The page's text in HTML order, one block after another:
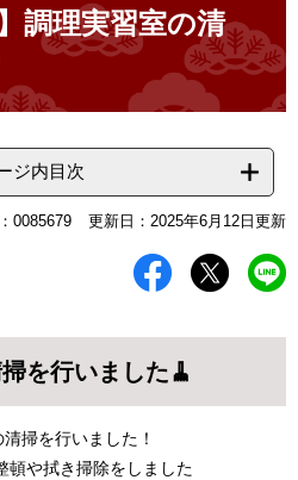
調理実習室の清
ジ内目次
0085679 更新日：2025年6月12日更新
を行いました🧹
掃を行いました！
頓や拭き掃除をしました